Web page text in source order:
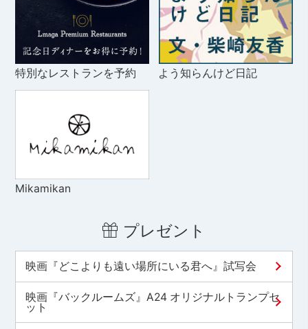
特別なレストランを予約 よう知らんけど日記
Mikamikan
プレゼント
映画『どこよりも遠い場所にいる君へ』試写会
映画『バックルームズ』A24 オリジナルトランプセ
ット